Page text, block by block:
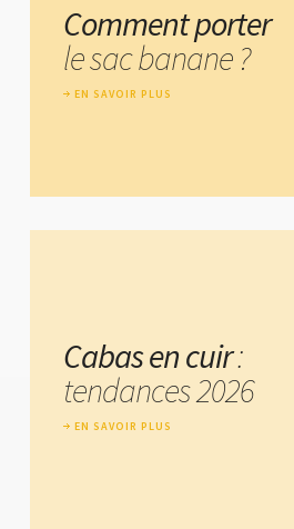
Comment porter
le sac banane ?
EN SAVOIR PLUS
Cabas en cuir:
tendances 2026
EN SAVOIR PLUS